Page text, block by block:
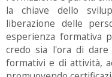
la chiave dello
liberazione delle
esperienza formativa
credo sia l'ora di
formativi e di attività,